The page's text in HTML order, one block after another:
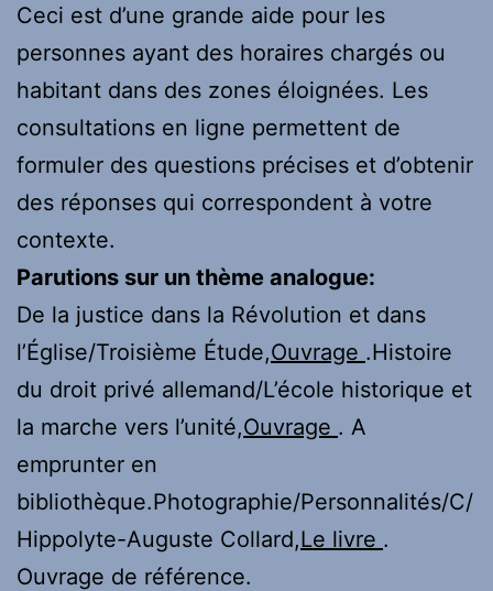
Ceci est d’une grande aide pour les
personnes ayant des horaires chargés ou
habitant dans des zones éloignées. Les
consultations en ligne permettent de
formuler des questions précises et d’obtenir
des réponses qui correspondent à votre
contexte.
Parutions sur un thème analogue:
De la justice dans la Révolution et dans
l’Église/Troisième Étude,Ouvrage .Histoire
du droit privé allemand/L’école historique et
la marche vers l’unité,Ouvrage . A
emprunter en
bibliothèque.Photographie/Personnalités/C/
Hippolyte-Auguste Collard,Le livre .
Ouvrage de référence.